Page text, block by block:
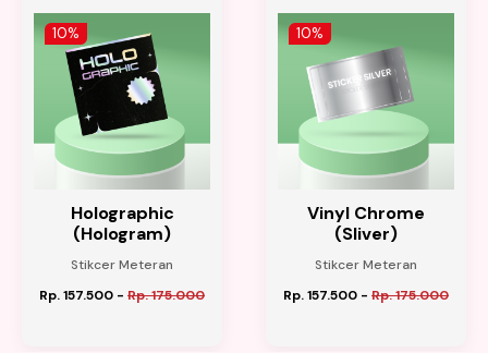
10%
Holographic
(Hologram)
Stikcer Meteran
Rp. 157.500 - Rp. 175.000
10%
Vinyl Chrome
(Sliver)
Stikcer Meteran
Rp. 157.500 - Rp. 175.000